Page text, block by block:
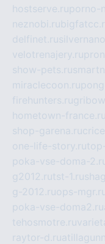
hostserve.ruporno-
neznobi.ru
delfinet.ru
velotrenajery.ru
show-pets.ru
miraclecoon.ru
firehunters.ru
hometown-france.ru
shop-garena.ru
one-life-story.ru
poka-vse-doma-
g2012.rutst-1.ru
g-2012.ruops-
poka-vse-doma2.ru
tehosmotre.ru
raytor-d.ru